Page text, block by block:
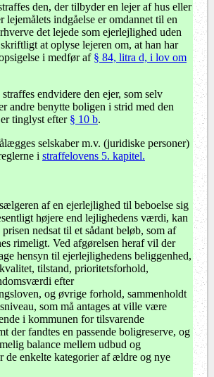
den, der tilbyder en lejer af hus eller
lejemålets indgåelse er omdannet til en
det lejede som ejerlejlighed uden
at oplyse lejeren om, at han har
i medfør af § 84, litra d, i lov om
endvidere den ejer, som selv
andre benytte boligen i strid med den
tinglyst efter § 10 b.
selskaber m.v. (juridiske personer)
i straffelovens 5. kapitel.
af en ejerlejlighed til beboelse sig
højere end lejlighedens værdi, kan
nedsat til et sådant beløb, som af
rimeligt. Ved afgørelsen heraf vil der
hensyn til ejerlejlighedens beliggenhed,
tilstand, prioritetsforhold,
efter
og øvrige forhold, sammenholdt
som må antages at ville være
i kommunen for tilsvarende
der fandtes en passende boligreserve, og
balance mellem udbud og
de enkelte kategorier af ældre og nye